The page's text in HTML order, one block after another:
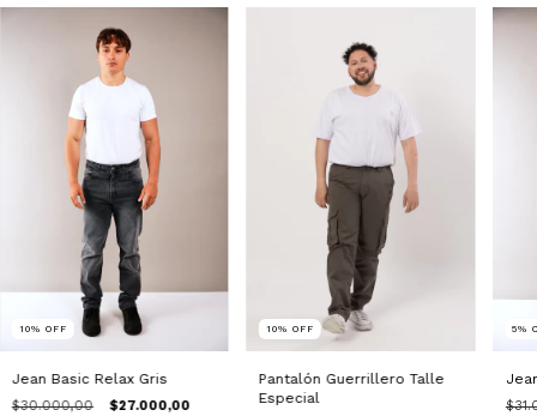
10% OFF
Jean Basic Relax Gris
$30.000,00 $27.000,00
10% OFF
Pantalón Guerrillero Talle
Especial
5%